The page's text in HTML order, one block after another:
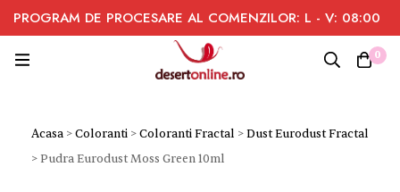
PROGRAM DE PROCESARE AL COMENZILOR: L - V: 08:00
- 16:00
0
Acasa >Coloranti >Coloranti Fractal >Dust Eurodust Fractal
> Pudra Eurodust Moss Green 10ml